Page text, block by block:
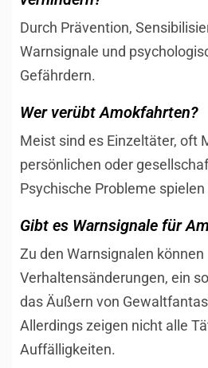
Durch Prävention,
Warnsignale und
Gefährdern.
Wer verübt Amokfahrten?
Meist sind es Einzeltäter, oft
persönlichen oder
Psychische Probleme
Gibt es Warnsignale für
Zu den Warnsignalen können
Verhaltensänderungen, ein
das Äußern von
Allerdings zeigen nicht alle
Auffälligkeiten.